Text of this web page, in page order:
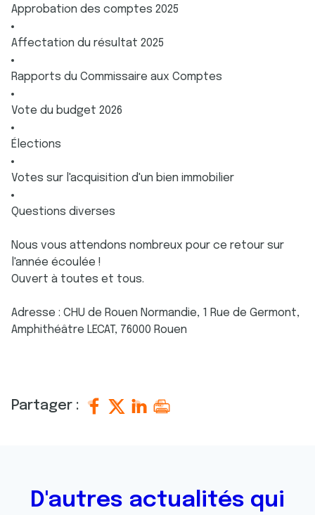
Approbation des comptes 2025
Affectation du résultat 2025
Rapports du Commissaire aux Comptes
Vote du budget 2026
Élections
Votes sur l'acquisition d'un bien immobilier
Questions diverses
Nous vous attendons nombreux pour ce retour sur
l'année écoulée !
Ouvert à toutes et tous.
Adresse : CHU de Rouen Normandie, 1 Rue de Germont,
Amphithéâtre LECAT, 76000 Rouen
Partager :
D'autres actualités qui